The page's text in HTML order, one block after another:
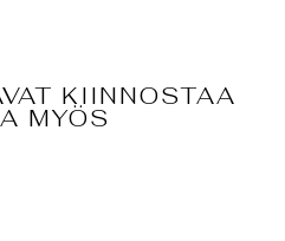
KIINNOSTAA
MYÖS